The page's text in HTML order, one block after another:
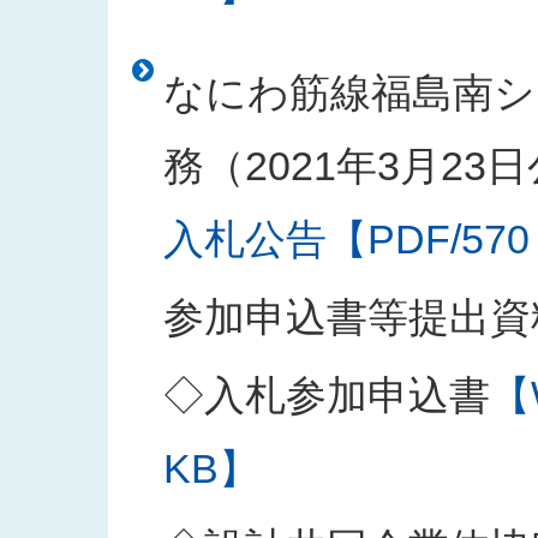
なにわ筋線福島南
務（2021年3月23日
入札公告【PDF/
参加申込書等提出
◇入札参加申込書
KB】